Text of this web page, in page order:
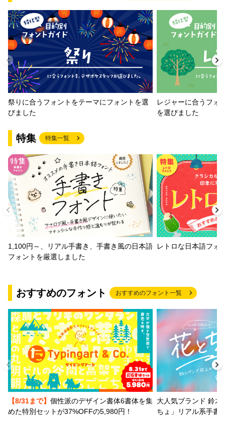
祭りに合うフォントをテーマにフォントを選
びました
レジャーに合うフォ
を選びました
特集 特集一覧
1,100円～、リアル手書き、手書き風の日本語
フォントを厳選しました
レトロな日本語フォ
おすすめのフォント おすすめのフォント一覧
【8/31まで】 個性派のデザイン書体6書体を集
めた特別セットが37%OFFの5,980円！
大人気ブランド 鈴木
ちょ」リアル系手書